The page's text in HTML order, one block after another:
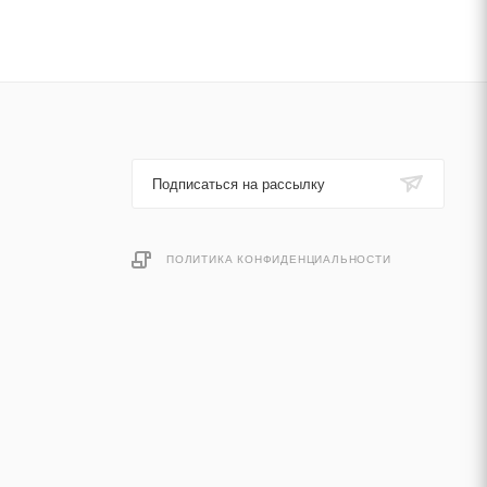
Подписаться на рассылку
ПОЛИТИКА КОНФИДЕНЦИАЛЬНОСТИ